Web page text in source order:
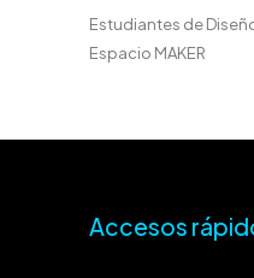
Estudiantes de
Espacio MAKER
Accesos